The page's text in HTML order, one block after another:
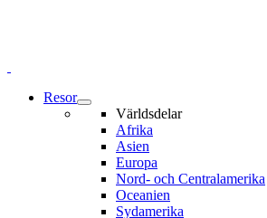
Resor
Världsdelar
Afrika
Asien
Europa
Nord- och Centralamerika
Oceanien
Sydamerika